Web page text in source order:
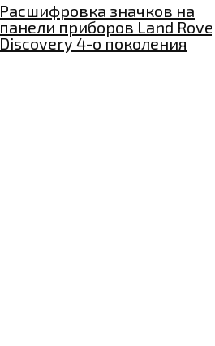
Расшифровка значков на
панели приборов Land Rover
Discovery 4-о поколения